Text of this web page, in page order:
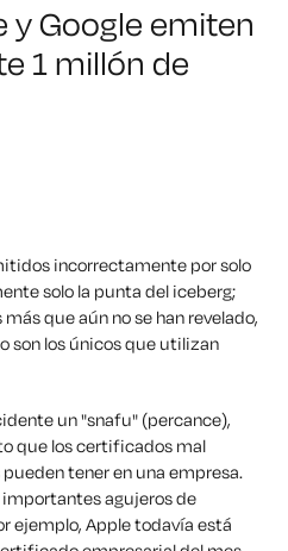
y Google emiten
1 millón de
incorrectamente por solo
solo la punta del iceberg;
que aún no se han revelado,
son los únicos que utilizan
un "snafu" (percance),
que los certificados mal
tener en una empresa.
agujeros de
ejemplo, Apple todavía está